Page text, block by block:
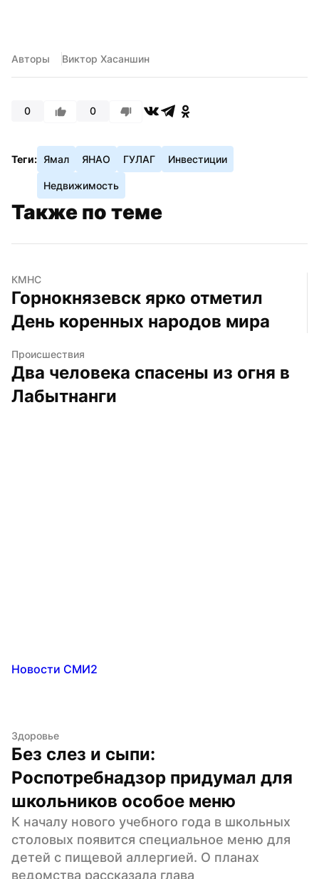
Авторы Виктор Хасаншин
0 0
Теги: Ямал ЯНАО ГУЛАГ Инвестиции
Недвижимость
Также по теме
КМНС
Горнокнязевск ярко отметил
День коренных народов мира
Происшествия
Два человека спасены из огня в
Лабытнанги
Новости СМИ2
Здоровье
Без слез и сыпи:
Роспотребнадзор придумал для
школьников особое меню
К началу нового учебного года в школьных
столовых появится специальное меню для
детей с пищевой аллергией. О планах
ведомства рассказала глава